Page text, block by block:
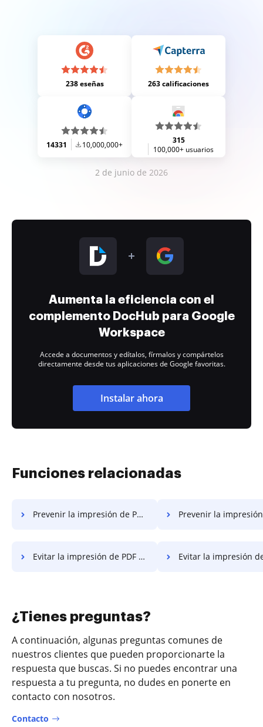
238 eseñas 263 calificaciones
14331 10,000,000+
315
100,000+ usuarios
2 de junio de 2026
Aumenta la eficiencia con el
complemento DocHub para Google
Workspace
Accede a documentos y edítalos, fírmalos y compártelos
directamente desde tus aplicaciones de Google favoritas.
Instalar ahora
Funciones relacionadas
Prevenir la impresión de PDF y convertir PDF a Word en Google Chrome Prevenir la impresión de PDF y convertir PDF a Word en
Evitar la impresión de PDF y convertir PDF a Word en Mozilla Firefox Evitar la impresión de PDF y convertir PDF a
¿Tienes preguntas?
A continuación, algunas preguntas comunes de
nuestros clientes que pueden proporcionarte la
respuesta que buscas. Si no puedes encontrar una
respuesta a tu pregunta, no dudes en ponerte en
contacto con nosotros.
Contacto